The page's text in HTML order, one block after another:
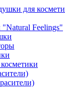
для
Feelings"